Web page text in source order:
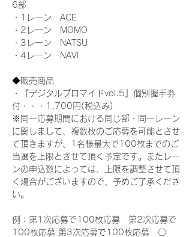
6部
・1レーン　ACE
・2レーン　MOMO
・3レーン　NATSU
・4レーン　NAVI
◆販売商品
・『デジタルブロマイドvol.5』個別握手券
付・・・1,700円(税込み)
※同一応募期間における同じ部・同一レーン
に関しまして、複数枚のご応募を可能とさせ
て頂きますが、1名様最大で100枚までのご
当選を上限とさせて頂く予定です。またレー
ンの申込数によっては、上限を調整させて頂
く場合がございますので、予めご了承くださ
い。
例：第1次応募で100枚応募　第2次応募で
100枚応募 第3次応募で100枚応募　〇